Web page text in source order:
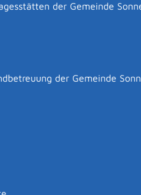
der Gemeinde
der Gemeinde
Marc
Bergweiler, Marc